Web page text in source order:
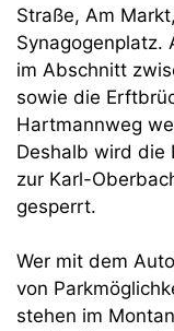
Straße, Am
Synagogenplatz.
im Abschnitt
sowie die
Hartmannweg
Deshalb wird die
zur Karl-
gesperrt.
Wer mit dem
von
stehen im